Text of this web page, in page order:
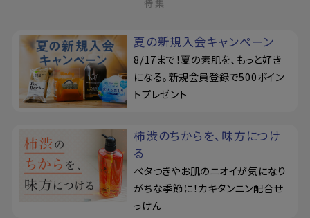
特集
夏の新規入会キャンペーン
8/17まで！夏の素肌を、もっと好き
になる。新規会員登録で500ポイン
トプレゼント
柿渋のちからを、味方につけ
る
ベタつきやお肌のニオイが気になり
がちな季節に！カキタンニン配合せ
っけん